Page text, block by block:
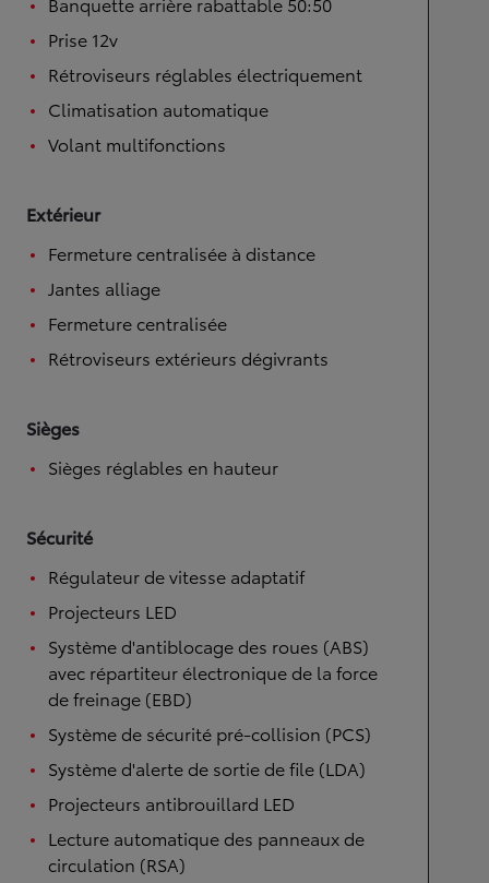
Prise 12v
Rétroviseurs réglables électriquement
Climatisation automatique
Volant multifonctions
Extérieur
Fermeture centralisée à distance
Jantes alliage
Fermeture centralisée
Rétroviseurs extérieurs dégivrants
Sièges
Sièges réglables en hauteur
Sécurité
Régulateur de vitesse adaptatif
Projecteurs LED
Système d'antiblocage des roues (ABS)
avec répartiteur électronique de la force
de freinage (EBD)
Système de sécurité pré-collision (PCS)
Système d'alerte de sortie de file (LDA)
Projecteurs antibrouillard LED
Lecture automatique des panneaux de
circulation (RSA)